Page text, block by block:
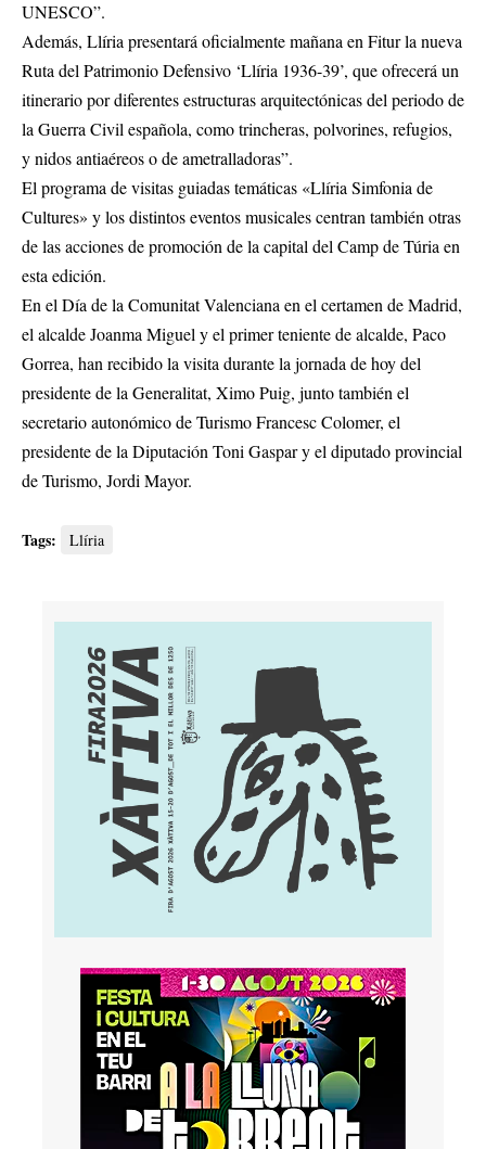
UNESCO”.
Además, Llíria presentará oficialmente mañana en Fitur la nueva
Ruta del Patrimonio Defensivo ‘Llíria 1936-39’, que ofrecerá un
itinerario por diferentes estructuras arquitectónicas del periodo de
la Guerra Civil española, como trincheras, polvorines, refugios,
y nidos antiaéreos o de ametralladoras”.
El programa de visitas guiadas temáticas «Llíria Simfonia de
Cultures» y los distintos eventos musicales centran también otras
de las acciones de promoción de la capital del Camp de Túria en
esta edición.
En el Día de la Comunitat Valenciana en el certamen de Madrid,
el alcalde Joanma Miguel y el primer teniente de alcalde, Paco
Gorrea, han recibido la visita durante la jornada de hoy del
presidente de la Generalitat, Ximo Puig, junto también el
secretario autonómico de Turismo Francesc Colomer, el
presidente de la Diputación Toni Gaspar y el diputado provincial
de Turismo, Jordi Mayor.
Tags: Llíria